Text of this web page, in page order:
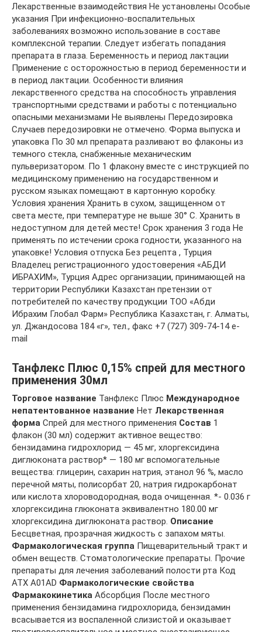
Лекарственные взаимодействия Не установлены Особые
указания При инфекционно-воспалительных
заболеваниях возможно использование в составе
комплексной терапии. Следует избегать попадания
препарата в глаза. Беременность и период лактации
Применение с осторожностью в период беременности и
в период лактации. Особенности влияния
лекарственного средства на способность управления
транспортными средствами и работы с потенциально
опасными механизмами Не выявлены Передозировка
Случаев передозировки не отмечено. Форма выпуска и
упаковка По 30 мл препарата разливают во флаконы из
темного стекла, снабженные механическим
пульверизатором. По 1 флакону вместе с инструкцией по
медицинскому применению на государственном и
русском языках помещают в картонную коробку.
Условия хранения Хранить в сухом, защищенном от
света месте, при температуре не выше 30° С. Хранить в
недоступном для детей месте! Срок хранения 3 года Не
применять по истечении срока годности, указанного на
упаковке! Условия отпуска Без рецепта , Турция
Владелец регистрационного удостоверения «АБДИ
ИБРАХИМ», Турция Адрес организации, принимающей на
территории Республики Казахстан претензии от
потребителей по качеству продукции ТОО «Абди
Ибрахим Глобал Фарм» Республика Казахстан, г. Алматы,
ул. Джандосова 184 «г», тел., факс +7 (727) 309-74-14 e-
mail
Танфлекс Плюс 0,15% спрей для местного
применения 30мл
Торговое название Танфлекс Плюс Международное
непатентованное название Нет Лекарственная
форма Спрей для местного применения Состав 1
флакон (30 мл) содержит активное вещество:
бензидамина гидрохлорид — 45 мг, хлоргексидина
диглюконата раствор* — 180 мг вспомогательные
вещества: глицерин, сахарин натрия, этанол 96 %, масло
перечной мяты, полисорбат 20, натрия гидрокарбонат
или кислота хлороводородная, вода очищенная. *- 0.036 г
хлоргексидина глюконата эквивалентно 180.00 мг
хлоргексидина диглюконата раствор. Описание
Бесцветная, прозрачная жидкость с запахом мяты.
Фармакологическая группа Пищеварительный тракт и
обмен веществ. Стоматологические препараты. Прочие
препараты для лечения заболеваний полости рта Код
АТХ А01AD Фармакологические свойства
Фармакокинетика Абсорбция После местного
применения бензидамина гидрохлорида, бензидамин
всасывается из воспаленной слизистой и оказывает